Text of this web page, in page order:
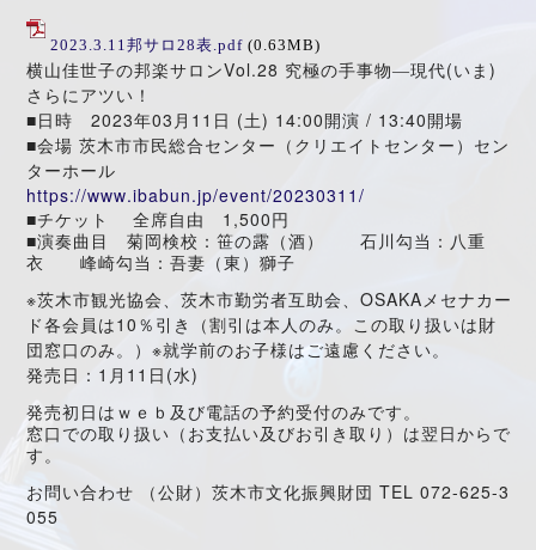
2023.3.11邦サロ28表.pdf (0.63MB)
横山佳世子の邦楽サロンVol.28 究極の手事物―現代( いま )
さらにアツい！
■ 日時 2023年03 月 11 日 (土) 14:00 開演 / 13:40 開場
■会場 茨木市市民総合センター（クリエイトセンター）セン
ターホール
https://www.ibabun.jp/event/20230311/
■チケット 全席自由 1,500 円
■演奏曲目 菊岡検校：笹の露（酒） 石川勾当：八重
衣 峰崎勾当：吾妻（東）獅子
※茨木市観光協会、茨木市勤労者互助会、 OSAKA メセナカー
ド各会員は 10 ％引き（割引は本人のみ。この取り扱いは財
団窓口のみ。） ※就学前のお子様はご遠慮ください。
発売日： 1 月 11 日 (水)
発売初日はｗｅｂ及び電話の予約受付のみです。
窓口での取り扱い（お支払い及びお引き取り）は翌日からで
す。
お問い合わせ （公財）茨木市文化振興財団 TEL 072-625-3
055